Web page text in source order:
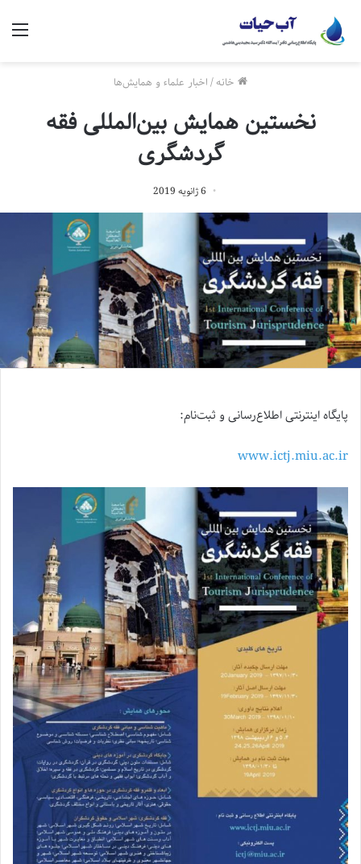
خانه/اخبار علماء و همایش‌ها
نخستین همایش بین‌المللی فقه
گردشگری
6 ژانویه 2019
پایگاه اینترنتی اطلاع‌رسانی و ثبت‌نام:
www.ictj.miu.ac.ir